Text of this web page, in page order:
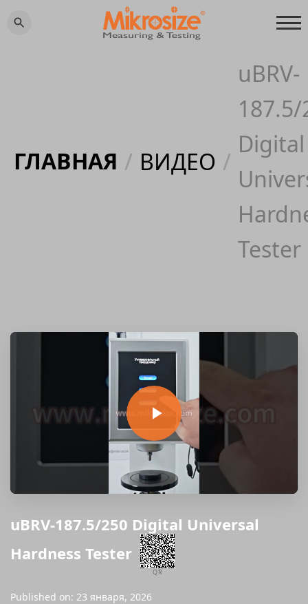
ГЛАВНАЯ / ВИДЕО /
uBRV-
187.5/
Digital
Tester
uBRV-187.5/250 Digital Universal
Hardness Tester
QR
Published on: 23 января, 2026